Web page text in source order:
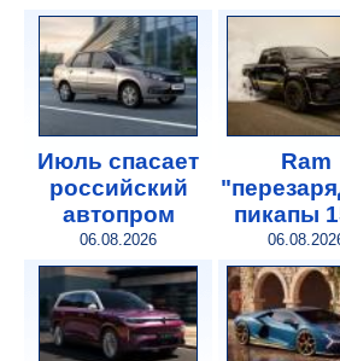
Июль спасает
российский
автопром
06.08.2026
Ram
пикапы